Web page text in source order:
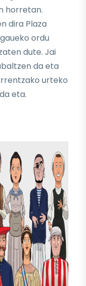
horretan.
dira Plaza
ordu
dute. Jai
da eta
urteko
eta.